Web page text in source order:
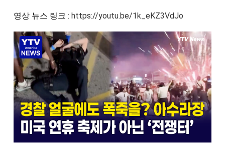
영상 뉴스 링크 : https://youtu.be/1k_eKZ3VdJo